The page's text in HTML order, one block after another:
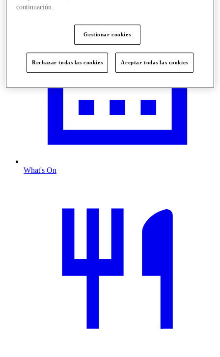
What's On
continuación.
Gestionar cookies
Rechazar todas las cookies Aceptar todas las cookies